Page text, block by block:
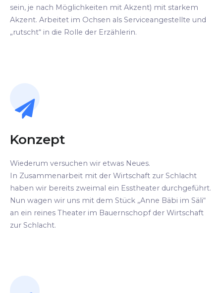
sein, je nach Möglichkeiten mit Akzent) mit starkem
Akzent. Arbeitet im Ochsen als Serviceangestellte und
„rutscht“ in die Rolle der Erzählerin.
Konzept
Wiederum versuchen wir etwas Neues.
In Zusammenarbeit mit der Wirtschaft zur Schlacht
haben wir bereits zweimal ein Esstheater durchgeführt.
Nun wagen wir uns mit dem Stück „Anne Bäbi im Säli“
an ein reines Theater im Bauernschopf der Wirtschaft
zur Schlacht.